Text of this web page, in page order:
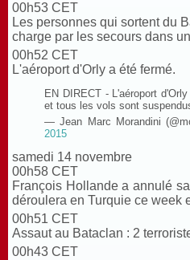
00h53 CET
Les personnes qui sortent du
charge par les secours dans
00h52 CET
L'aéroport d'Orly a été fermé.
EN DIRECT - L'aéroport
et tous les vols sont
— Jean Marc Morandini
2015
samedi 14 novembre
00h58 CET
François Hollande a annulé
déroulera en Turquie ce week
00h51 CET
Assaut au Bataclan : 2
00h43 CET